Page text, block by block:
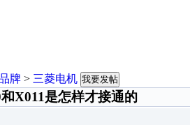
牌 > 三菱电机 我要发帖
X011是怎样才接通的